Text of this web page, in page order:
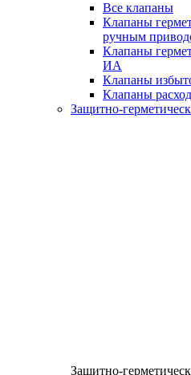
Все клапаны
Клапаны
ручным
Клапаны
ИА
Клапаны
Клапаны
Защитно-
Защитно-